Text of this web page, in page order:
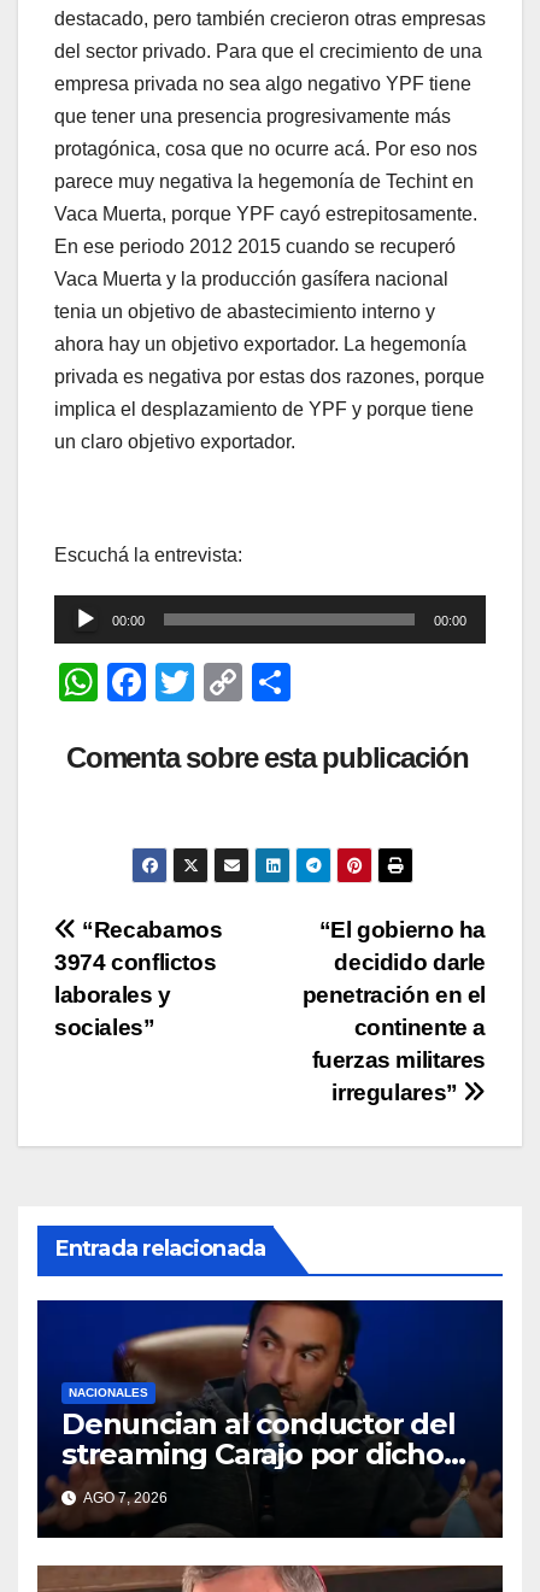
destacado, pero también crecieron otras empresas
del sector privado. Para que el crecimiento de una
empresa privada no sea algo negativo YPF tiene
que tener una presencia progresivamente más
protagónica, cosa que no ocurre acá. Por eso nos
parece muy negativa la hegemonía de Techint en
Vaca Muerta, porque YPF cayó estrepitosamente.
En ese periodo 2012 2015 cuando se recuperó
Vaca Muerta y la producción gasífera nacional
tenia un objetivo de abastecimiento interno y
ahora hay un objetivo exportador. La hegemonía
privada es negativa por estas dos razones, porque
implica el desplazamiento de YPF y porque tiene
un claro objetivo exportador.
Escuchá la entrevista:
Reproductor
de
audio
00:00 00:00
W
at
p
F
c
b
o
o
k
T
tt
C
p
Li
n
m
ar
tir
Comenta sobre esta publicación
Navegación
de
entradas
“El gobierno ha
decidido darle
penetración en el
continente a
fuerzas militares
irregulares”
“Recabamos
3974 conflictos
laborales y
sociales”
Entrada relacionada
NACIONALES
Denuncian al conductor del
streaming Carajo por dichos
discriminatorios
AGO 7, 2026